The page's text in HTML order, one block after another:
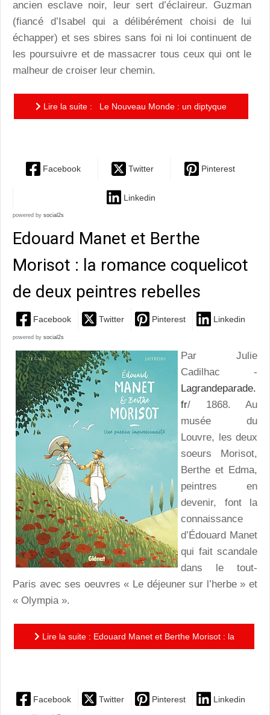
ancien esclave noir, leur sert d’éclaireur. Guzman
(fiancé d’Isabel qui a délibérément choisi de lui
échapper) et ses sbires sans foi ni loi continuent de
les poursuivre et de massacrer tous ceux qui ont le
malheur de croiser leur chemin.
Lire la suite : Le Nouveau Monde : un diptyque
Facebook Twitter Pinterest
Linkedin
powered by social2s
Edouard Manet et Berthe
Morisot : la romance coquelicot
de deux peintres rebelles
Facebook Twitter Pinterest Linkedin
powered by social2s
Par Julie
Cadilhac -
Lagrandeparade.
fr/ 1868. Au
musée du
Louvre, les deux
soeurs Morisot,
Berthe et Edma,
peintres en
devenir, font la
connaissance
d’Édouard Manet
qui fait scandale
dans le tout-
Paris avec ses oeuvres « Le déjeuner sur l’herbe » et
« Olympia ».
Lire la suite : Edouard Manet et Berthe Morisot : la
Facebook Twitter Pinterest Linkedin